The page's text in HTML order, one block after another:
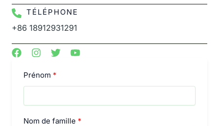
TÉLÉPHONE
+86 18912931291
Prénom
Nom de famille